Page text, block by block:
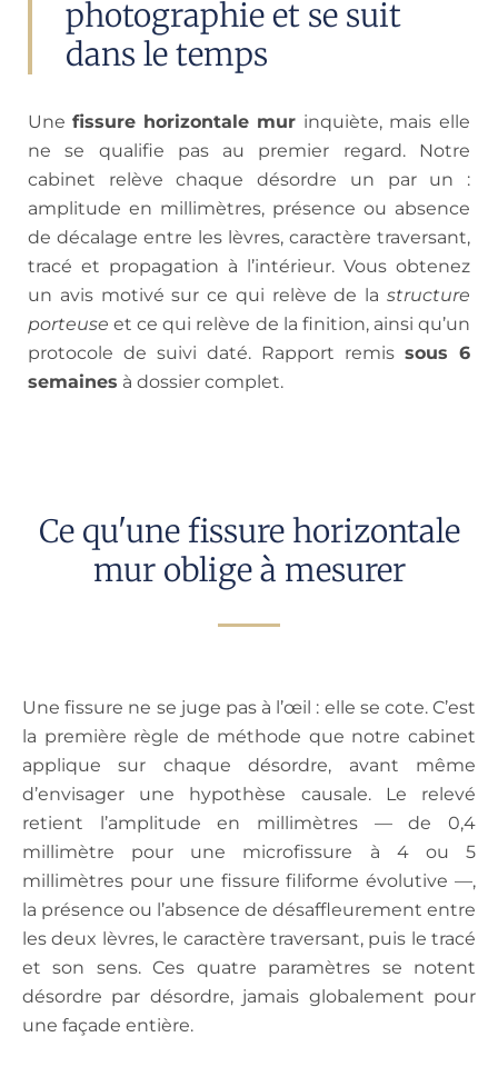
photographie et se suit
dans le temps
Une fissure horizontale mur inquiète, mais elle
ne se qualifie pas au premier regard. Notre
cabinet relève chaque désordre un par un :
amplitude en millimètres, présence ou absence
de décalage entre les lèvres, caractère traversant,
tracé et propagation à l’intérieur. Vous obtenez
un avis motivé sur ce qui relève de la structure
porteuse et ce qui relève de la finition, ainsi qu’un
protocole de suivi daté. Rapport remis sous 6
semaines à dossier complet.
Ce qu'une fissure horizontale
mur oblige à mesurer
Une fissure ne se juge pas à l’œil : elle se cote. C’est
la première règle de méthode que notre cabinet
applique sur chaque désordre, avant même
d’envisager une hypothèse causale. Le relevé
retient l’amplitude en millimètres — de 0,4
millimètre pour une microfissure à 4 ou 5
millimètres pour une fissure filiforme évolutive —,
la présence ou l’absence de désaffleurement entre
les deux lèvres, le caractère traversant, puis le tracé
et son sens. Ces quatre paramètres se notent
désordre par désordre, jamais globalement pour
une façade entière.